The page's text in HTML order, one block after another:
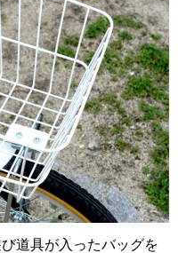
道具が入ったバッグを